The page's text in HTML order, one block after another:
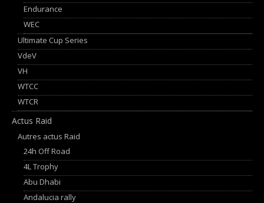
Endurance
WEC
Ultimate Cup Series
VdeV
VH
WTCC
WTCR
Actus Raid
Autres actus Raid
24h Off Road
4L Trophy
Abu Dhabi
Andalucia rally